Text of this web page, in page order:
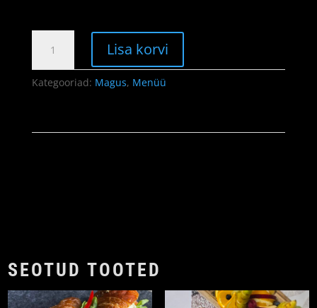
piparmündi-
šokolaadi
kogus
Lisa korvi
Kategooriad: Magus, Menüü
SEOTUD TOOTED